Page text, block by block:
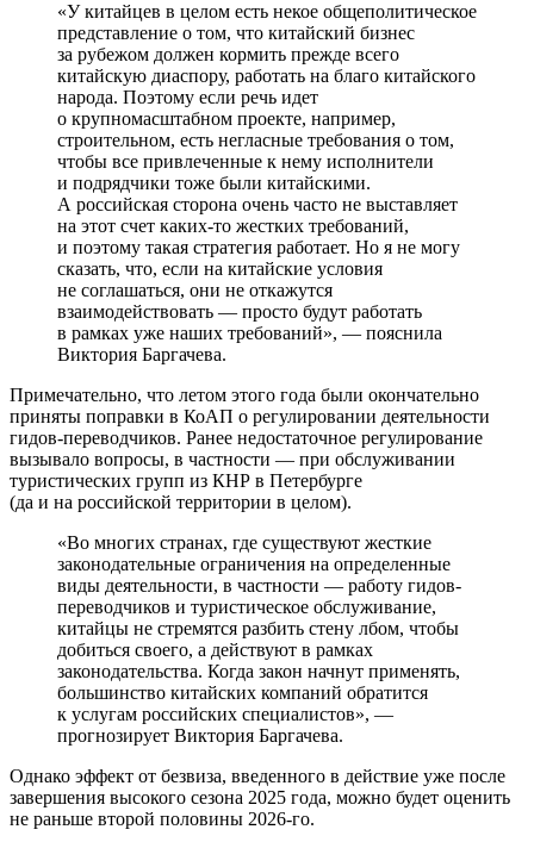
«У китайцев в целом есть некое общеполитическое
представление о том, что китайский бизнес
за рубежом должен кормить прежде всего
китайскую диаспору, работать на благо китайского
народа. Поэтому если речь идет
о крупномасштабном проекте, например,
строительном, есть негласные требования о том,
чтобы все привлеченные к нему исполнители
и подрядчики тоже были китайскими.
А российская сторона очень часто не выставляет
на этот счет каких-то жестких требований,
и поэтому такая стратегия работает. Но я не могу
сказать, что, если на китайские условия
не соглашаться, они не откажутся
взаимодействовать — просто будут работать
в рамках уже наших требований», — пояснила
Виктория Баргачева.
Примечательно, что летом этого года были окончательно
приняты поправки в КоАП о регулировании деятельности
гидов-переводчиков. Ранее недостаточное регулирование
вызывало вопросы, в частности — при обслуживании
туристических групп из КНР в Петербурге
(да и на российской территории в целом).
«Во многих странах, где существуют жесткие
законодательные ограничения на определенные
виды деятельности, в частности — работу гидов-
переводчиков и туристическое обслуживание,
китайцы не стремятся разбить стену лбом, чтобы
добиться своего, а действуют в рамках
законодательства. Когда закон начнут применять,
большинство китайских компаний обратится
к услугам российских специалистов», —
прогнозирует Виктория Баргачева.
Однако эффект от безвиза, введенного в действие уже после
завершения высокого сезона 2025 года, можно будет оценить
не раньше второй половины 2026-го.